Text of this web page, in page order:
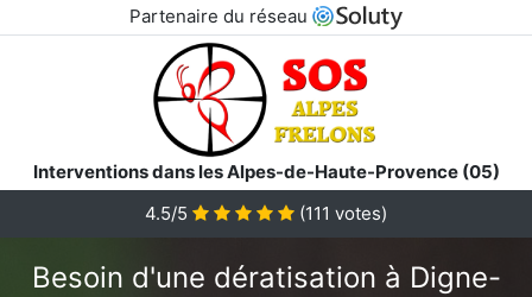
Partenaire du réseau
Interventions dans les Alpes-de-Haute-Provence (05)
4.5/5 (111 votes)
Besoin d'une dératisation à Digne-